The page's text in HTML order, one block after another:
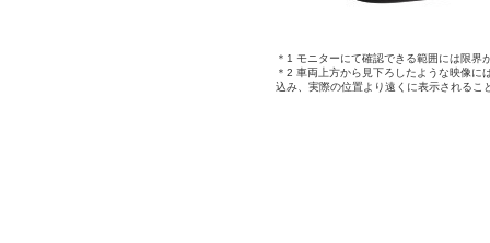
＊1 モニターにて確認できる範囲には限
＊2 車両上方から見下ろしたような映像
込み、実際の位置より遠くに表示されるこ